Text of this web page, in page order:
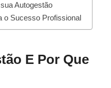
Autogestão
o Sucesso Profissional
E Por Que